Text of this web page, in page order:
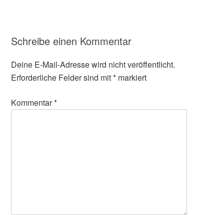
Schreibe einen Kommentar
Deine E-Mail-Adresse wird nicht veröffentlicht.
Erforderliche Felder sind mit* markiert
Kommentar*